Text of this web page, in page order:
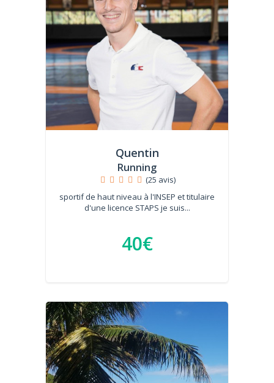
Quentin
Running
(25 avis)
sportif de haut niveau à l'INSEP et titulaire
d'une licence STAPS je suis...
40€